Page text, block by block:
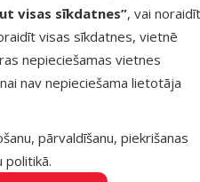
visas sīkdatnes”, vai noraidīt
visas sīkdatnes, vietnē
nepieciešamas vietnes
nav nepieciešama lietotāja
pārvaldīšanu, piekrišanas
politikā.
17
2
26
Gardums
Crock